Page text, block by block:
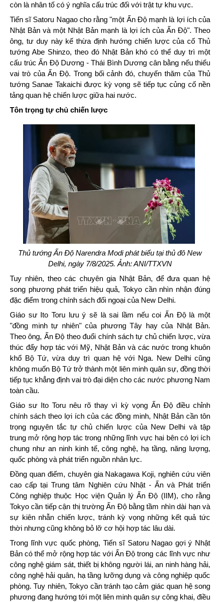
còn là nhân tố có ý nghĩa cấu trúc đối với trật tự khu vực.
Tiến sĩ Satoru Nagao cho rằng "một Ấn Độ mạnh là lợi ích của
Nhật Bản và một Nhật Bản mạnh là lợi ích của Ấn Độ". Theo
ông, tư duy này kế thừa định hướng chiến lược của cố Thủ
tướng Abe Shinzo, theo đó Nhật Bản khó có thể duy trì một
cấu trúc Ấn Độ Dương - Thái Bình Dương cân bằng nếu thiếu
vai trò của Ấn Độ. Trong bối cảnh đó, chuyến thăm của Thủ
tướng Sanae Takaichi được kỳ vọng sẽ tiếp tục củng cố nền
tảng quan hệ chiến lược giữa hai nước.
Tôn trọng tự chủ chiến lược
Thủ tướng Ấn Độ Narendra Modi phát biểu tại thủ đô New
Delhi, ngày 7/8/2025. Ảnh: ANI/TTXVN
Tuy nhiên, theo các chuyên gia Nhật Bản, để đưa quan hệ
song phương phát triển hiệu quả, Tokyo cần nhìn nhận đúng
đặc điểm trong chính sách đối ngoại của New Delhi.
Giáo sư Ito Toru lưu ý sẽ là sai lầm nếu coi Ấn Độ là một
"đồng minh tự nhiên" của phương Tây hay của Nhật Bản.
Theo ông, Ấn Độ theo đuổi chính sách tự chủ chiến lược, vừa
thúc đẩy hợp tác với Mỹ, Nhật Bản và các nước trong khuôn
khổ Bộ Tứ, vừa duy trì quan hệ với Nga. New Delhi cũng
không muốn Bộ Tứ trở thành một liên minh quân sự, đồng thời
tiếp tục khẳng định vai trò đại diện cho các nước phương Nam
toàn cầu.
Giáo sư Ito Toru nêu rõ thay vì kỳ vọng Ấn Độ điều chỉnh
chính sách theo lợi ích của các đồng minh, Nhật Bản cần tôn
trọng nguyên tắc tự chủ chiến lược của New Delhi và tập
trung mở rộng hợp tác trong những lĩnh vực hai bên có lợi ích
chung như an ninh kinh tế, công nghệ, hạ tầng, năng lượng,
quốc phòng và phát triển nguồn nhân lực.
Đồng quan điểm, chuyên gia Nakagawa Koji, nghiên cứu viên
cao cấp tại Trung tâm Nghiên cứu Nhật - Ấn và Phát triển
Công nghiệp thuộc Học viện Quản lý Ấn Độ (IIM), cho rằng
Tokyo cần tiếp cận thị trường Ấn Độ bằng tầm nhìn dài hạn và
sự kiên nhẫn chiến lược, tránh kỳ vọng những kết quả tức
thời nhưng cũng không bỏ lỡ cơ hội hợp tác lâu dài.
Trong lĩnh vực quốc phòng, Tiến sĩ Satoru Nagao gợi ý Nhật
Bản có thể mở rộng hợp tác với Ấn Độ trong các lĩnh vực như
công nghệ giám sát, thiết bị không người lái, an ninh hàng hải,
công nghệ hải quân, hạ tầng lưỡng dụng và công nghiệp quốc
phòng. Tuy nhiên, Tokyo cần tránh tạo cảm giác quan hệ song
phương đang hướng tới một liên minh quân sự công khai, điều